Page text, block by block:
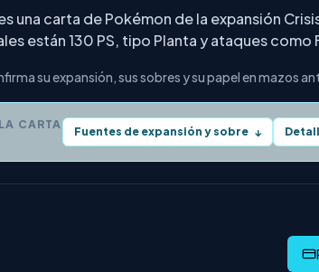
una carta de Pokémon de la expansión
están 130 PS, tipo Planta y ataques
su expansión, sus sobres y su papel en mazos
CARTA
Fuentes de expansión y sobre ↓